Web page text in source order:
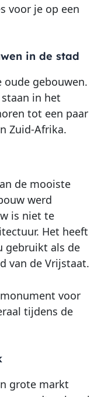
voor je op een
in de stad
gebouwen.
in het
tot een paar
Zuid-Afrika.
de mooiste
werd
is niet te
Het heeft
gebruikt als de
van de Vrijstaat.
voor
tijdens de
grote markt